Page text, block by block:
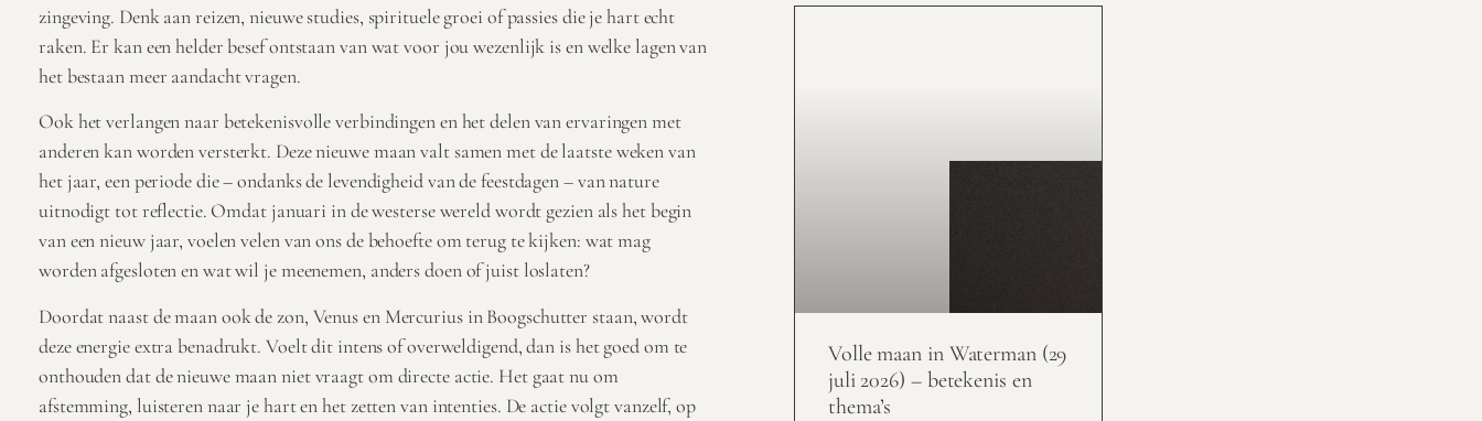
zingeving. Denk aan reizen, nieuwe studies, spirituele groei of passies die je hart echt
raken. Er kan een helder besef ontstaan van wat voor jou wezenlijk is en welke lagen van
het bestaan meer aandacht vragen.
Ook het verlangen naar betekenisvolle verbindingen en het delen van ervaringen met
anderen kan worden versterkt. Deze nieuwe maan valt samen met de laatste weken van
het jaar, een periode die – ondanks de levendigheid van de feestdagen – van nature
uitnodigt tot reflectie. Omdat januari in de westerse wereld wordt gezien als het begin
van een nieuw jaar, voelen velen van ons de behoefte om terug te kijken: wat mag
worden afgesloten en wat wil je meenemen, anders doen of juist loslaten?
Doordat naast de maan ook de zon, Venus en Mercurius in Boogschutter staan, wordt
deze energie extra benadrukt. Voelt dit intens of overweldigend, dan is het goed om te
onthouden dat de nieuwe maan niet vraagt om directe actie. Het gaat nu om
afstemming, luisteren naar je hart en het zetten van intenties. De actie volgt vanzelf, op
Volle maan in Waterman (29
juli 2026) – betekenis en
thema’s